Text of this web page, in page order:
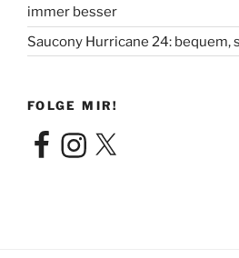
immer besser
Saucony Hurricane 24: bequem,
FOLGE MIR!
FacebookInstagram
X